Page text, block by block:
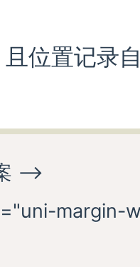
位置记录
-->
margin-